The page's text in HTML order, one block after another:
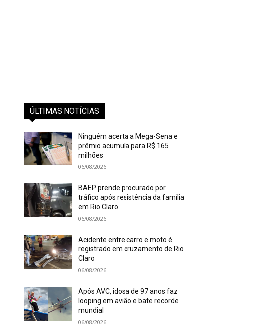
ÚLTIMAS NOTÍCIAS
Ninguém acerta a Mega-Sena e
prêmio acumula para R$ 165
milhões
06/08/2026
BAEP prende procurado por
tráfico após resistência da família
em Rio Claro
06/08/2026
Acidente entre carro e moto é
registrado em cruzamento de Rio
Claro
06/08/2026
Após AVC, idosa de 97 anos faz
looping em avião e bate recorde
mundial
06/08/2026